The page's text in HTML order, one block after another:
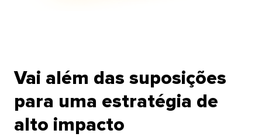
Vai além das suposições
para uma estratégia de
alto impacto​​